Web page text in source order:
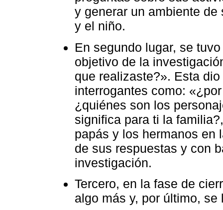
y generar un ambiente
y el niño.
En segundo lugar, se
objetivo de la
que realizaste?». Esta
interrogantes como:
¿quiénes son los
significa para ti la
papás y los hermanos en
de sus respuestas y con
investigación.
Tercero, en la fase de
algo más y, por último,